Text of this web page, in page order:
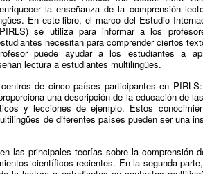
la enseñanza de la comprensión
En este libro, el marco del Estudio
se utiliza para informar a los
necesitan para comprender ciertos
puede ayudar a los estudiantes a
lectura a estudiantes multilingües.
de cinco países participantes en
una descripción de la educación de
y lecciones de ejemplo. Estos
de diferentes países pueden ser una
las principales teorías sobre la comprensión
científicos recientes. En la segunda